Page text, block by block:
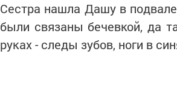
Сестра нашла Дашу в подвале
были связаны бечевкой, да
руках - следы зубов, ноги в